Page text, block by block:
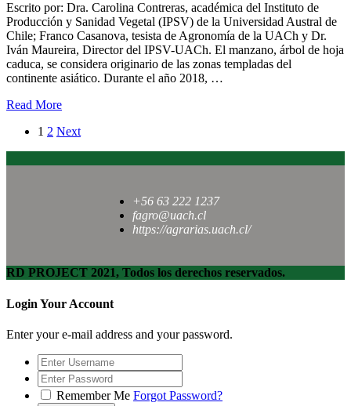
Escrito por: Dra. Carolina Contreras, académica del Instituto de
Producción y Sanidad Vegetal (IPSV) de la Universidad Austral de
Chile; Franco Casanova, tesista de Agronomía de la UACh y Dr.
Iván Maureira, Director del IPSV-UACh. El manzano, árbol de hoja
caduca, se considera originario de las zonas templadas del
continente asiático. Durante el año 2018, …
Read More
1 2 Next
+56 63 222 1237
fagro@uach.cl
https://agrarias.uach.cl/
RD PROJECT 2021, Todos los derechos reservados.
Login Your Account
Enter your e-mail address and your password.
Remember Me Forgot Password?